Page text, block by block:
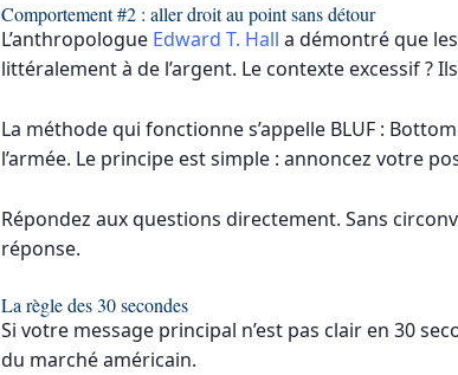
Comportement #2 : aller droit au point sans détour
L’anthropologue Edward T. Hall a démontré que
littéralement à de l’argent. Le contexte excessif ?
La méthode qui fonctionne s’appelle BLUF :
l’armée. Le principe est simple : annoncez votre
Répondez aux questions directement. Sans
réponse.
La règle des 30 secondes
Si votre message principal n’est pas clair en 30
du marché américain.